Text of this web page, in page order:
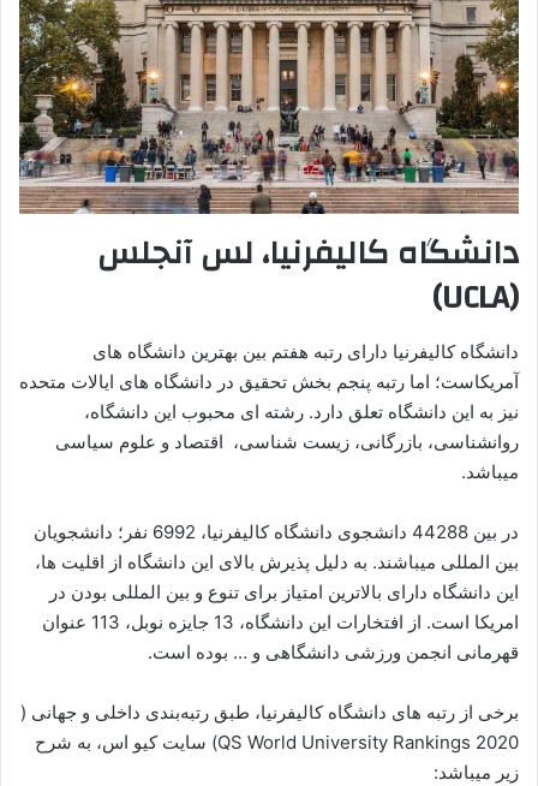
دانشگاه کالیفرنیا، لس آنجلس
(UCLA)
دانشگاه کالیفرنیا دارای رتبه هفتم بین بهترین دانشگاه های
آمریکاست؛ اما رتبه پنجم بخش تحقیق در دانشگاه های ایالات متحده
نیز به این دانشگاه تعلق دارد. رشته ای محبوب این دانشگاه،
روانشناسی، بازرگانی، زیست شناسی، اقتصاد و علوم سیاسی
میباشد.
در بین 44288 دانشجوی دانشگاه کالیفرنیا، 6992 نفر؛ دانشجویان
بین المللی میباشند. به دلیل پذیرش بالای این دانشگاه از اقلیت ها،
این دانشگاه دارای بالاترین امتیاز برای تنوع و بین المللی بودن در
امریکا است. از افتخارات این دانشگاه، 13 جایزه نوبل، 113 عنوان
قهرمانی انجمن ورزشی دانشگاهی و … بوده است.
برخی از رتبه های دانشگاه کالیفرنیا، طبق رتبه‌بندی داخلی و جهانی (
QS World University Rankings 2020) سایت کیو اس، به شرح
زیر میباشد: